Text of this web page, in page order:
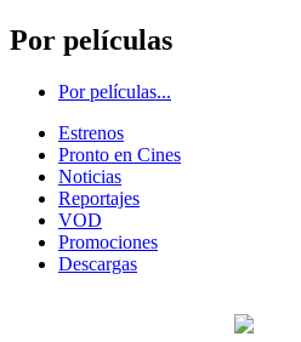
Por películas
Por películas...
Estrenos
Pronto en Cines
Noticias
Reportajes
VOD
Promociones
Descargas